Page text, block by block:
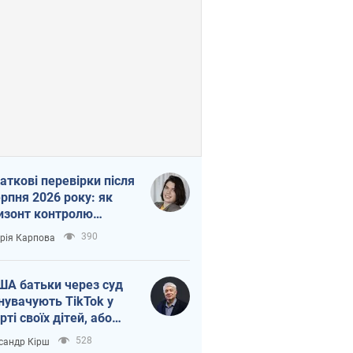
перевірки після
2026 року: як
контролю
з 6,5 до 3
Карпова 390
батьки через суд
TikTok у
своїх дітей, або
КНР на молодь
Кірш 528